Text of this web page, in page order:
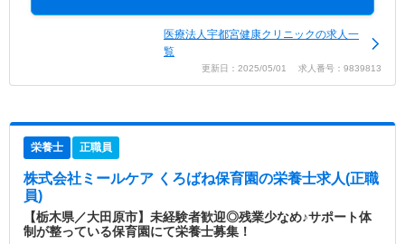
医療法人宇都宮健康クリニックの求人一
覧
更新日：2025/05/01 求人番号：9839813
栄養士 正職員
株式会社ミールケア くろばね保育園の栄養士求人(正職
員)
【栃木県／大田原市】未経験者歓迎◎残業少なめ♪サポート体
制が整っている保育園にて栄養士募集！